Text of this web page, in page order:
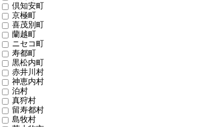
倶知安町
京極町
喜茂別町
蘭越町
ニセコ町
寿都町
黒松内町
赤井川村
神恵内村
泊村
真狩村
留寿都村
島牧村